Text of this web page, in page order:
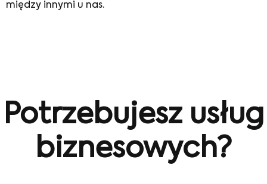
między innymi u nas.
Potrzebujesz usług
biznesowych?